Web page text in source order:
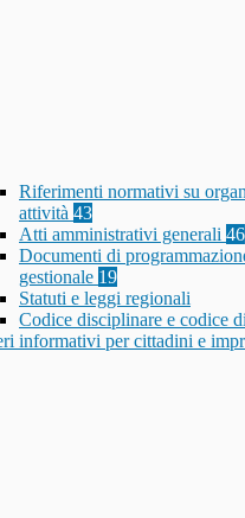
Riferimenti normativi su
attività 43
Atti amministrativi generali 46
Documenti di
gestionale 19
Statuti e leggi regionali
Codice disciplinare e codice
informativi per cittadini e